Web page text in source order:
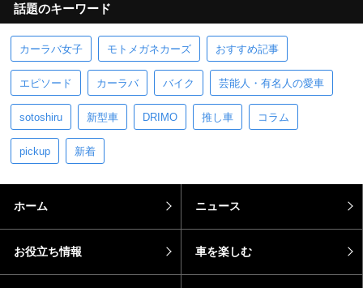
話題のキーワード
カーラバ女子 モトメガネカーズ おすすめ記事
エピソード カーラバ バイク 芸能人・有名人の愛車
sotoshiru 新型車 DRIMO 推し車 コラム
pickup 新着
ホーム ニュース
お役立ち情報 車を楽しむ